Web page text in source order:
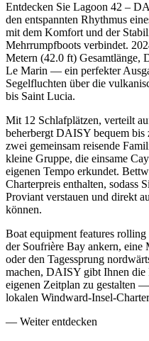
Entdecken Sie Lagoon 42 –
den entspannten Rhythmus
mit dem Komfort und der
Mehrrumpfboots verbindet.
Metern (42.0 ft) Gesamtlänge,
Le Marin — ein perfekter
Segelfluchten über die
bis Saint Lucia.
Mit 12 Schlafplätzen, verteilt
beherbergt DAISY bequem
zwei gemeinsam reisende
kleine Gruppe, die einsame
eigenen Tempo erkundet.
Charterpreis enthalten, sodass
Proviant verstauen und direkt
können.
Boat equipment features
der Soufrière Bay ankern,
oder den Tagessprung
machen, DAISY gibt Ihnen die
eigenen Zeitplan zu gestalten
lokalen Windward-Insel-
— Weiter entdecken